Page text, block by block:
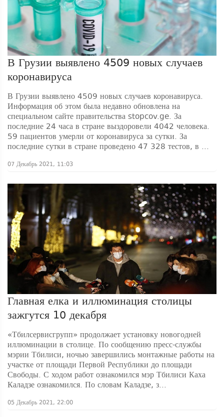
В Грузии выявлено 4509 новых случаев
коронавируса
В Грузии выявлено 4509 новых случаев коронавируса.
Информация об этом была недавно обновлена ​​на
специальном сайте правительства stopcov.ge. За
последние 24 часа в стране выздоровели 4042 человека.
59 пациентов умерли от коронавируса за сутки. За
последние сутки в стране проведено 47 328 тестов, в ...
07 Декабрь 2021, 11:03
Главная елка и иллюминация столицы
зажгутся 10 декабря
«Тбилсервисгрупп» продолжает установку новогодней
иллюминации в столице. По сообщению пресс-службы
мэрии Тбилиси, ночью завершились монтажные работы на
участке от площади Первой Республики до площади
Свободы. С ходом работ ознакомился мэр Тбилиси Каха
Каладзе ознакомился. По словам Каладзе, з...
05 Декабрь 2021, 22:00